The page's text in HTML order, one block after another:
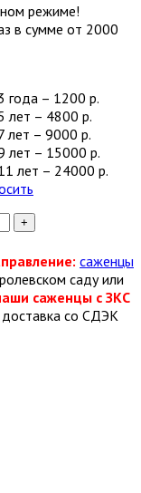
режиме!
в сумме от 2000
года – 1200 р.
лет – 4800 р.
лет – 9000 р.
лет – 15000 р.
лет – 24000 р.
саженцы
саду или
саженцы с ЗКС
со СДЭК